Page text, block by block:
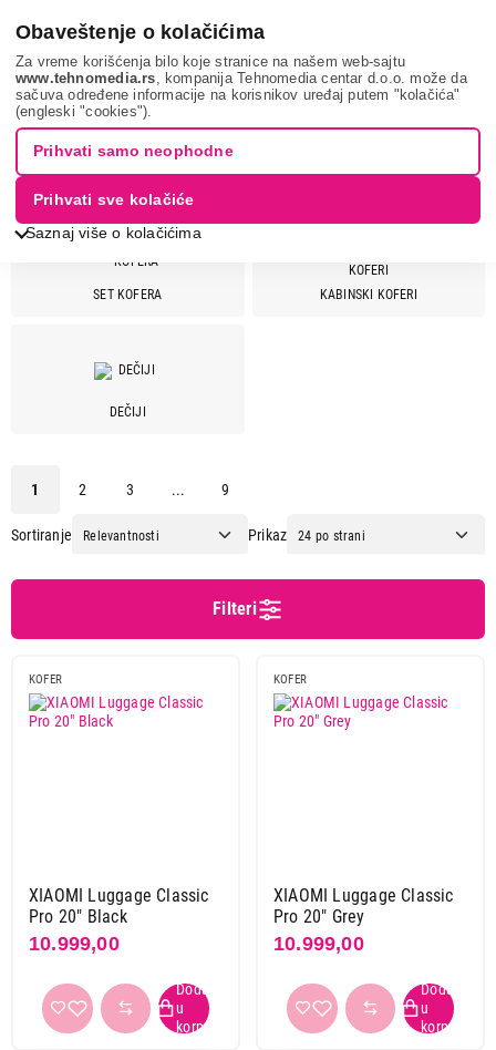
Obaveštenje o kolačićima
Za vreme korišćenja bilo koje stranice na našem web-sajtu
www.tehnomedia.rs , kompanija Tehnomedia centar d.o.o. može da
sačuva određene informacije na korisnikov uređaj putem "kolačića"
(engleski "cookies").
Saznaj više o kolačićima
Prihvati samo neophodne
Prihvati sve kolačiće
Sport i putovanje Koferi
Cena
El potro
Pepe jeans
KOFERI ZA PUTOVANJA
SET KOFERA KABINSKI KOFERI
DEČIJI
Sortiranje Prikaz
1 2 3 ... 9
Filteri
KOFER
XIAOMI Luggage Classic
Pro 20" Black
10.999,00
KOFER
XIAOMI Luggage Classic
Pro 20" Grey
10.999,00